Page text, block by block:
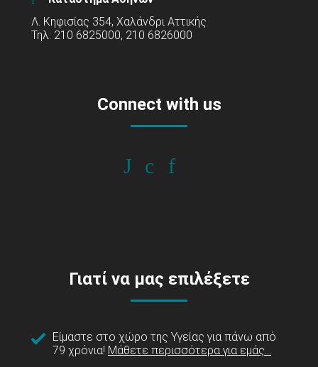
Λ. Κηφισίας 354, Χαλάνδρι Αττικής
Τηλ: 210 6825000, 210 6826000
Connect with us
Γιατί να μας επιλέξετε
Είμαστε στο χώρο της Υγείας για πάνω από
79 χρόνια! Μάθετε περισσότερα για εμάς...